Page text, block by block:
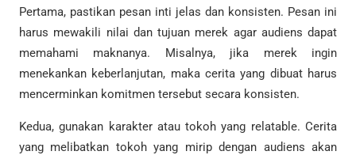
Pertama, pastikan pesan inti jelas dan konsisten. Pesan ini
harus mewakili nilai dan tujuan merek agar audiens dapat
memahami maknanya. Misalnya, jika merek ingin
menekankan keberlanjutan, maka cerita yang dibuat harus
mencerminkan komitmen tersebut secara konsisten.
Kedua, gunakan karakter atau tokoh yang relatable. Cerita
yang melibatkan tokoh yang mirip dengan audiens akan